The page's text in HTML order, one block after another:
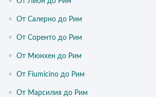
• От Салерно до Рим
• От Соренто до Рим
• От Мюнхен до Рим
• От Fiumicino до Рим
• От Марсилия до Рим